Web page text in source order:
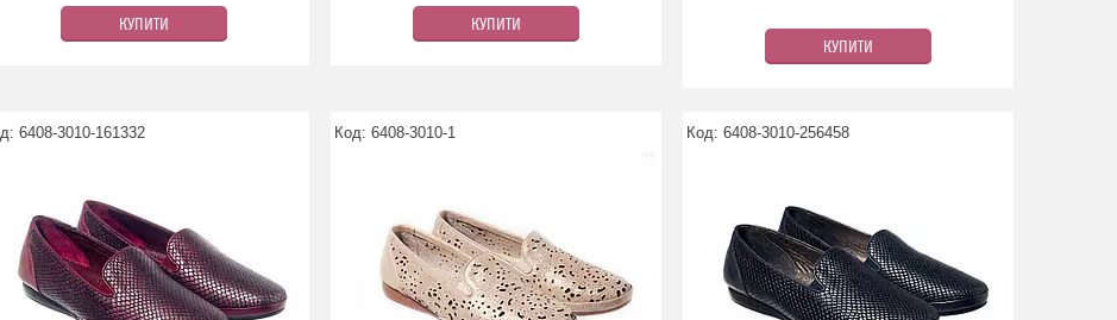
КУПИТИ КУПИТИ
КУПИТИ
6408-3010-161332 6408-3010-1 6408-3010-256458